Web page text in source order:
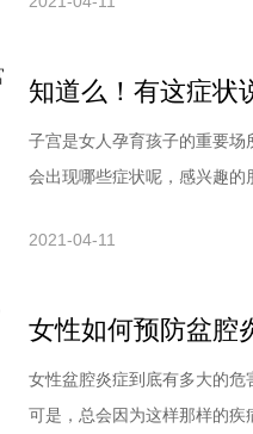
观积极的心态面对疾病，卵
知道么！有这症状
子宫是女人孕育孩子的重要
会出现哪些症状呢，感兴趣
经期中会出现血色偏黑且有
2021-04-11
女性如何预防盆腔
女性盆腔炎症到底有多大的
可是，总会因为这样那样的